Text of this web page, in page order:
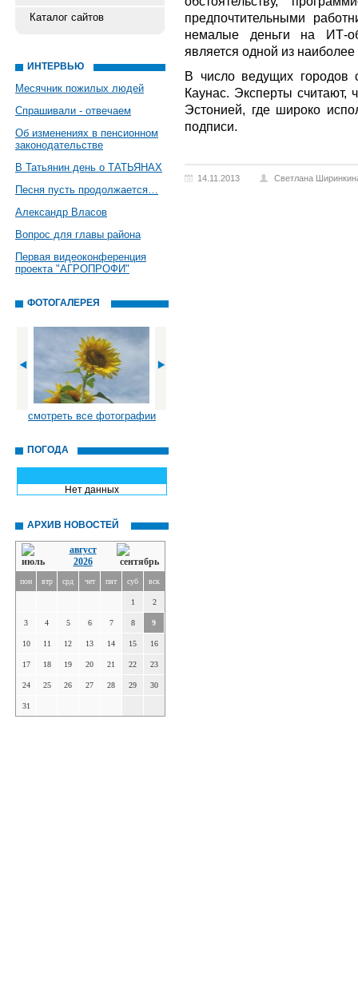
Каталог сайтов
ИНТЕРВЬЮ
Месячник пожилых людей
Спрашивали - отвечаем
Об изменениях в пенсионном
законодательстве
В Татьянин день о ТАТЬЯНАХ
Песня пусть продолжается…
Александр Власов
Вопрос для главы района
Первая видеоконференция
проекта "АГРОПРОФИ"
ФОТОГАЛЕРЕЯ
смотреть все фотографии
ПОГОДА
Нет данных
АРХИВ НОВОСТЕЙ
август
2026
пон втр срд чет пят суб вск
1 2
3 4 5 6 7 8 9
10 11 12 13 14 15 16
17 18 19 20 21 22 23
24 25 26 27 28 29 30
31
предпочтительными
немалые деньги на ИТ-
является одной из
В число ведущих городов
Каунас. Эксперты считают,
Эстонией, где широко
подписи.
14.11.2013 Светлана